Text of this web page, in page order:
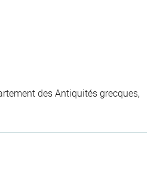
des Antiquités grecques,